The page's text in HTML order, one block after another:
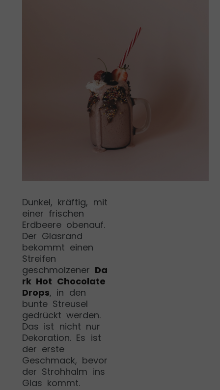
Dunkel, kräftig, mit
einer frischen
Erdbeere obenauf.
Der Glasrand
bekommt einen
Streifen
geschmolzener Da
rk Hot Chocolate
Drops, in den
bunte Streusel
gedrückt werden.
Das ist nicht nur
Dekoration. Es ist
der erste
Geschmack, bevor
der Strohhalm ins
Glas kommt.